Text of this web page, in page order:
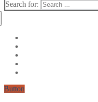
Search for:
Button